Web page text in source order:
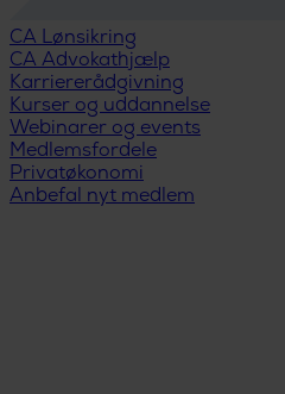
CA Lønsikring
CA Advokathjælp
Karriererådgivning
Kurser og uddannelse
Webinarer og events
Medlemsfordele
Privatøkonomi
Anbefal nyt medlem